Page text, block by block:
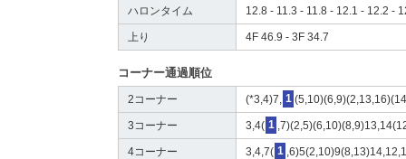
ハロンタイム 12.8 - 11.3 - 11.8 - 12.1 - 12.2 -
上り 4F 46.9 - 3F 34.7
コーナー通過順位
2コーナー (*3,4)7, 1
3コーナー 3,4( 1
4コーナー 3,4,7( 1